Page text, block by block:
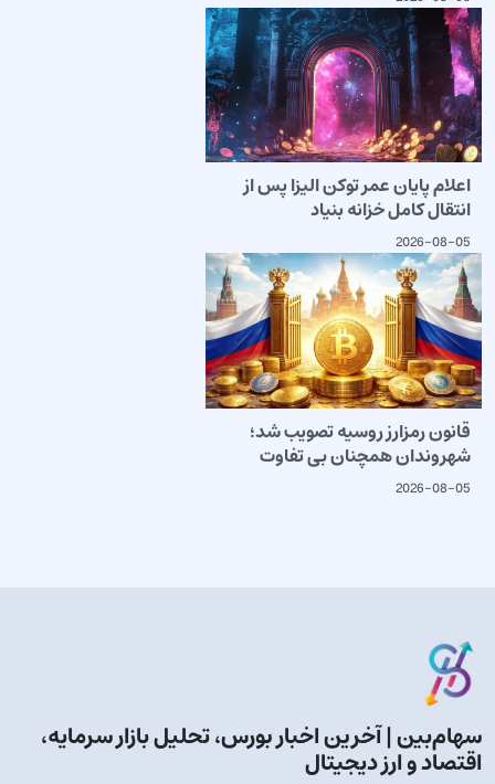
اعلام پایان عمر توکن الیزا پس از
انتقال کامل خزانه بنیاد
2026-08-05
قانون رمزارز روسیه تصویب شد؛
شهروندان همچنان بی تفاوت
2026-08-05
سهام‌بین | آخرین اخبار بورس، تحلیل بازار سرمایه،
اقتصاد و ارز دیجیتال